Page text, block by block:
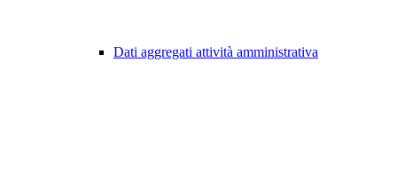
Dati aggregati attività amministrativa